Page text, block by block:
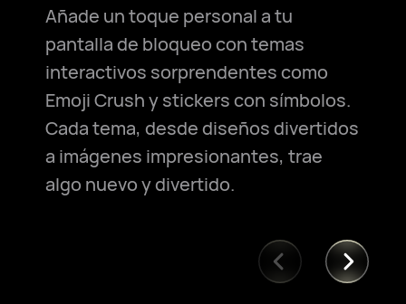
Añade un toque personal a tu
pantalla de bloqueo con temas
interactivos sorprendentes como
Emoji Crush y stickers con símbolos.
Cada tema, desde diseños divertidos
a imágenes impresionantes, trae
algo nuevo y divertido.